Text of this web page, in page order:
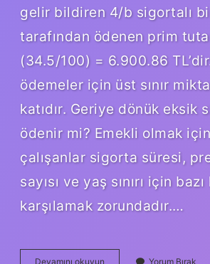
gelir bildiren 4/b sigortalı
tarafından ödenen prim
(34.5/100) = 6.900.86
ödemeler için üst sınır
katıdır. Geriye dönük eksik
ödenir mi? Emekli olmak
çalışanlar sigorta süresi,
sayısı ve yaş sınırı için
karşılamak zorundadır.…
Devamını okuyun Yorum Bırak